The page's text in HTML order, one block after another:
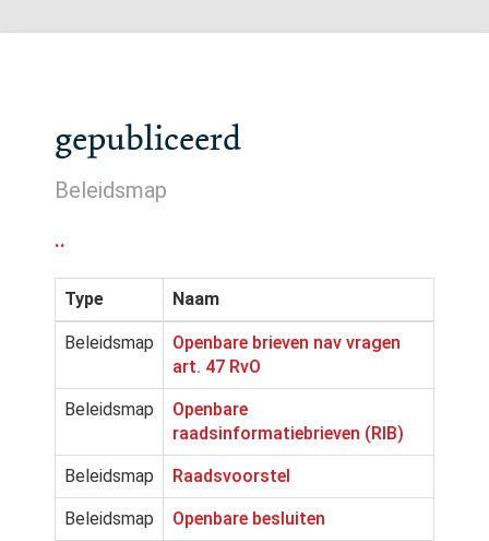
gepubliceerd
Beleidsmap
..
Type Naam
Beleidsmap
Openbare brieven nav vragen
art. 47 RvO
Beleidsmap
Openbare
raadsinformatiebrieven (RIB)
Beleidsmap Raadsvoorstel
Beleidsmap Openbare besluiten